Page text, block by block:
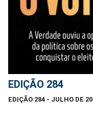
EDIÇÃO 284
EDIÇÃO 284 - JULHO DE